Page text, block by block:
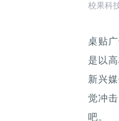
校果科
桌贴
是以
新兴
觉冲
吧。